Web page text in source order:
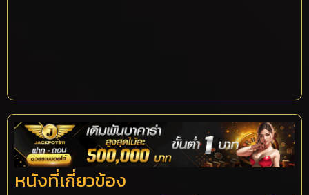
หนังที่เกี่ยวข้อง